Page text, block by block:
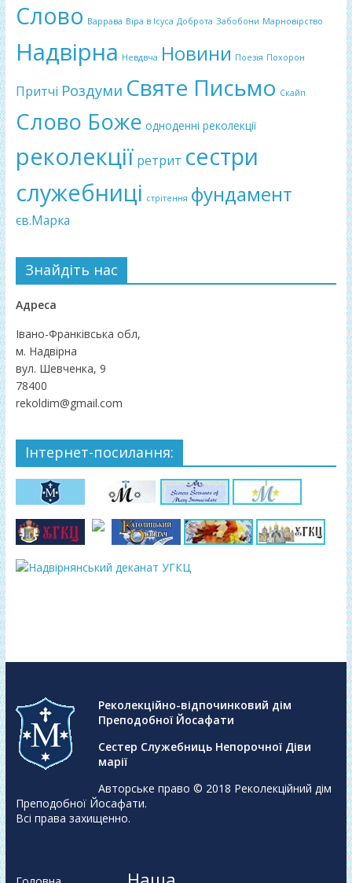
Слово Варрава Віра в Ісуса Доброта Забобони Марновірство
Надвірна Невдвча Новини Поезія Похорон
Притчі Роздуми Святе Письмо Скайп
Слово Боже одноденні реколекції
реколекції ретрит сестри
служебниці стрітення фундамент
єв.Марка
Знайдіть нас
Адреса
Івано-Франківська обл,
м. Надвірна
вул. Шевченка, 9
78400
rekoldim@gmail.com
Інтернет-посилання:
Реколекційно-відпочинковий дім
Преподобної Йосафати
Сестер Служебниць Непорочної Діви
марії
Авторське право © 2018 Реколекційний дім
Преподобної Йосафати.
Всі права захищенно.